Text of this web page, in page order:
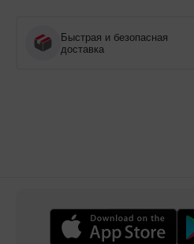
Быстрая и безопасная
доставка